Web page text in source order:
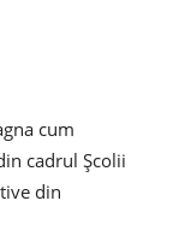
cum
cadrul Şcolii
din